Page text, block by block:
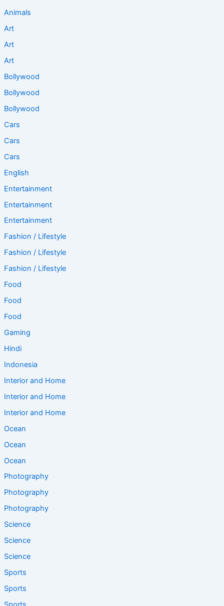
Animals
Art
Art
Art
Bollywood
Bollywood
Bollywood
Cars
Cars
Cars
English
Entertainment
Entertainment
Entertainment
Fashion / Lifestyle
Fashion / Lifestyle
Fashion / Lifestyle
Food
Food
Food
Gaming
Hindi
Indonesia
Interior and Home
Interior and Home
Interior and Home
Ocean
Ocean
Ocean
Photography
Photography
Photography
Science
Science
Science
Sports
Sports